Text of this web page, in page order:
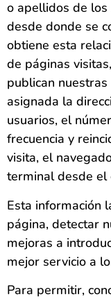
o apellidos de
desde donde se
obtiene esta
de páginas
publican
asignada la
usuarios, el
frecuencia y
visita, el
terminal desde el
Esta información
página, detectar
mejoras a
mejor servicio a
Para permitir,